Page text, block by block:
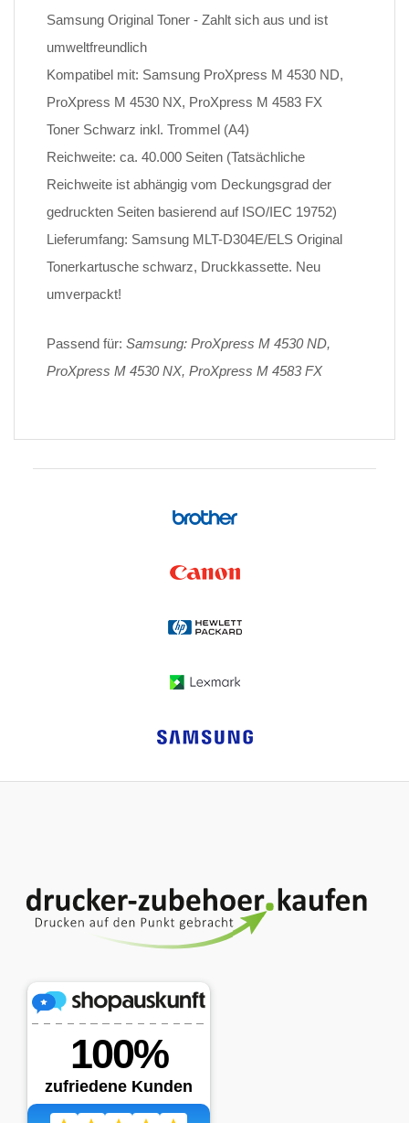
Samsung Original Toner - Zahlt sich aus und ist
umweltfreundlich
Kompatibel mit: Samsung ProXpress M 4530 ND,
ProXpress M 4530 NX, ProXpress M 4583 FX
Toner Schwarz inkl. Trommel (A4)
Reichweite: ca. 40.000 Seiten (Tatsächliche
Reichweite ist abhängig vom Deckungsgrad der
gedruckten Seiten basierend auf ISO/IEC 19752)
Lieferumfang: Samsung MLT-D304E/ELS Original
Tonerkartusche schwarz, Druckkassette. Neu
umverpackt!
Passend für: Samsung: ProXpress M 4530 ND,
ProXpress M 4530 NX, ProXpress M 4583 FX